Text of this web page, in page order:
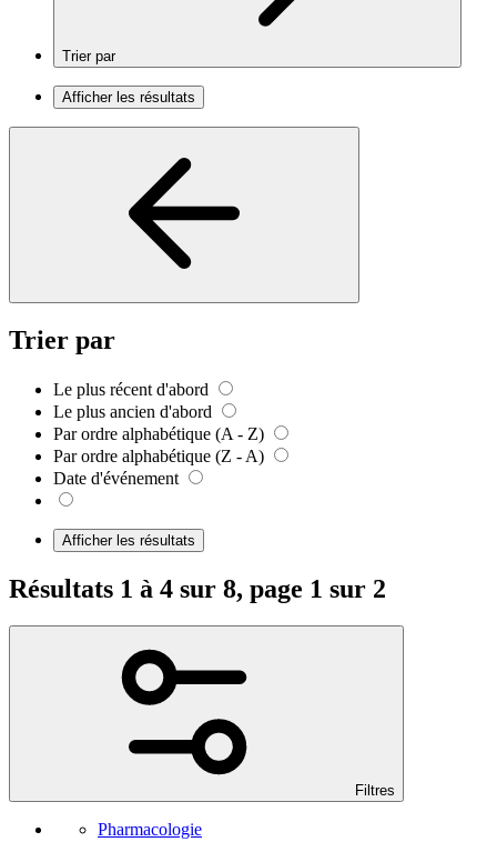
Trier par
Afficher les résultats
Trier par
Le plus récent d'abord
Le plus ancien d'abord
Par ordre alphabétique (A - Z)
Par ordre alphabétique (Z - A)
Date d'événement
Afficher les résultats
Résultats 1 à 4 sur 8, page 1 sur 2
Filtres
Pharmacologie